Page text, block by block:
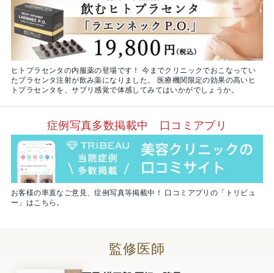
ヒトプラセンタの内服薬の登場です！ 今までクリニックでおこなってい
たプラセンタ注射が飲み薬になりました。 医療機関限定の効果の高いヒ
トプラセンタを、サプリ感覚で体感してみてはいかがでしょうか。
症例写真多数掲載中 口コミアプリ
お客様の率直なご意見、症例写真等掲載中！ 口コミアプリの「トリビュ
ー」はこちら。
監修医師